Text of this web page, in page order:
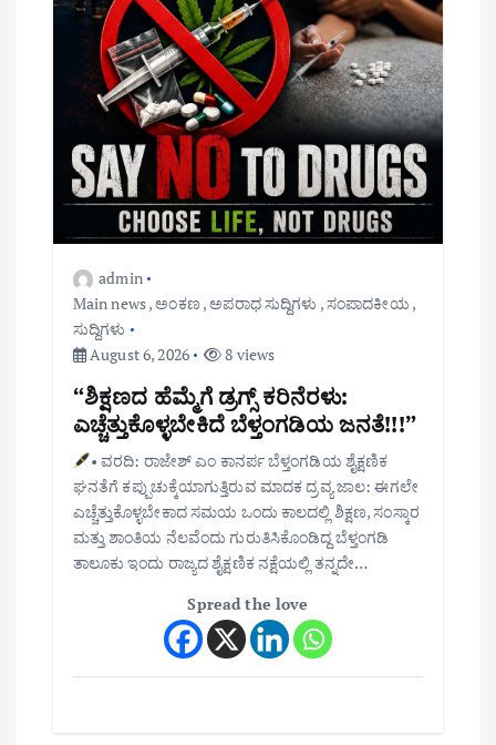
admin
Main news,ಅಂಕಣ ,ಅಪರಾಧ ಸುದ್ದಿಗಳು ,ಸಂಪಾದಕೀಯ ,
ಸುದ್ದಿಗಳು
August 6, 2026
8 views
“ಶಿಕ್ಷಣದ ಹೆಮ್ಮೆಗೆ ಡ್ರಗ್ಸ್ ಕರಿನೆರಳು:
ಎಚ್ಚೆತ್ತುಕೊಳ್ಳಬೇಕಿದೆ ಬೆಳ್ತಂಗಡಿಯ ಜನತೆ!!!”
• ವರದಿ: ರಾಜೇಶ್ ಎಂ ಕಾನರ್ಪ ಬೆಳ್ತಂಗಡಿಯ ಶೈಕ್ಷಣಿಕ
ಘನತೆಗೆ ಕಪ್ಪುಚುಕ್ಕೆಯಾಗುತ್ತಿರುವ ಮಾದಕ ದ್ರವ್ಯ ಜಾಲ: ಈಗಲೇ
ಎಚ್ಚೆತ್ತುಕೊಳ್ಳಬೇಕಾದ ಸಮಯ ಒಂದು ಕಾಲದಲ್ಲಿ ಶಿಕ್ಷಣ, ಸಂಸ್ಕಾರ
ಮತ್ತು ಶಾಂತಿಯ ನೆಲವೆಂದು ಗುರುತಿಸಿಕೊಂಡಿದ್ದ ಬೆಳ್ತಂಗಡಿ
ತಾಲೂಕು ಇಂದು ರಾಜ್ಯದ ಶೈಕ್ಷಣಿಕ ನಕ್ಷೆಯಲ್ಲಿ ತನ್ನದೇ…
Spread the love